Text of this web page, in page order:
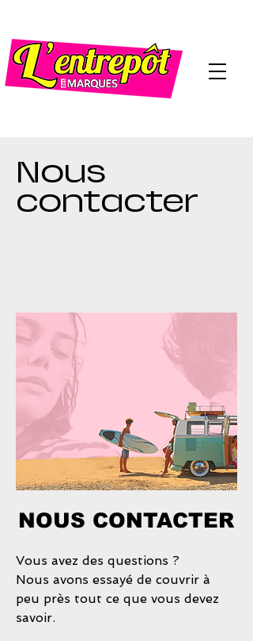
Nous
contacter
NOUS CONTACTER
Vous avez des questions ?
Nous avons essayé de couvrir à
peu près tout ce que vous devez
savoir.